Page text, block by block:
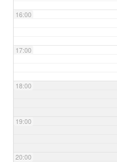
16:00
17:00
18:00
19:00
20:00